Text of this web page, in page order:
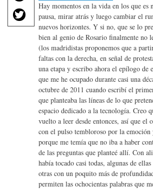
e
T
w
it
te
Hay momentos en la vida en los que es
pausa, mirar atrás y luego cambiar el
nuevos horizontes. Y si no, que se lo
bien al genio de Rosario finalmente no
(los madridistas proponemos que a
faltas con la derecha, en señal de
una etapa y escribo ahora el epílogo de
que me he ocupado durante casi una
octubre de 2011 cuando escribí el
que planteaba las líneas de lo que
espacio dedicado a la tecnología. Creo
vuelto a leer desde entonces, así que el
con el pulso tembloroso por la emoción
porque me temía que no iba a haber
de las preguntas que planteé allí. Con
había tocado casi todas, algunas de
otras con un poquito más de
permiten las ochocientas palabras que